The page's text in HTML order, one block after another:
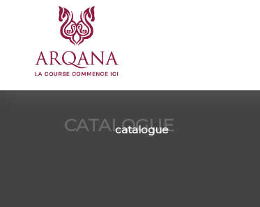
CATALOGUE
catalogue